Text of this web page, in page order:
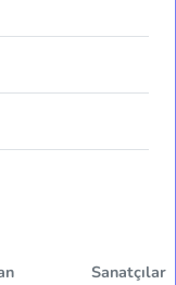
Sanatçılar